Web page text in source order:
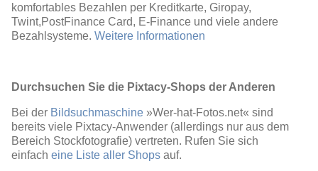
komfortables Bezahlen per Kreditkarte, Giropay,
Twint,PostFinance Card, E-Finance und viele andere
Bezahlsysteme. Weitere Informationen
Durchsuchen Sie die Pixtacy-Shops der Anderen
Bei der Bildsuchmaschine »Wer-hat-Fotos.net« sind
bereits viele Pixtacy-Anwender (allerdings nur aus dem
Bereich Stockfotografie) vertreten. Rufen Sie sich
einfach eine Liste aller Shops auf.